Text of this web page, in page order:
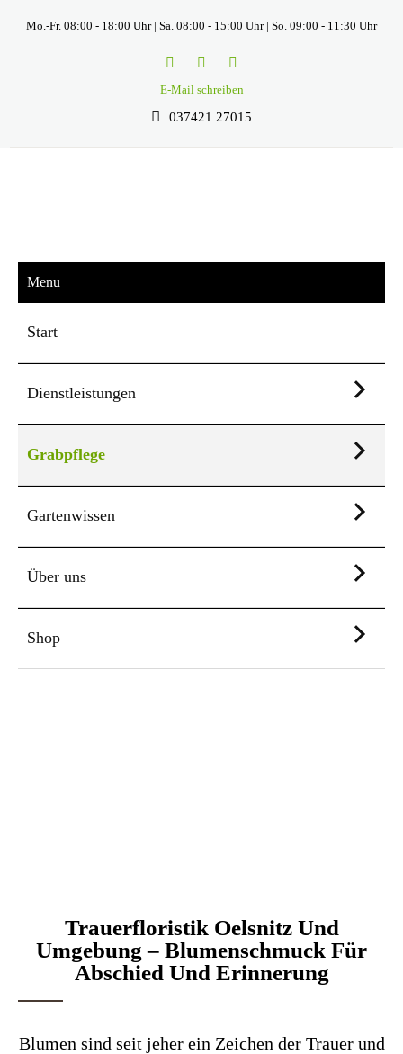
Mo.-Fr. 08:00 - 18:00 Uhr | Sa. 08:00 - 15:00 Uhr | So. 09:00 - 11:30 Uhr
E-Mail schreiben
037421 27015
Menu
Start
Dienstleistungen
Grabpflege
Gartenwissen
Über uns
Shop
Trauerfloristik Oelsnitz Und
Umgebung – Blumenschmuck Für
Abschied Und Erinnerung
Blumen sind seit jeher ein Zeichen der Trauer und